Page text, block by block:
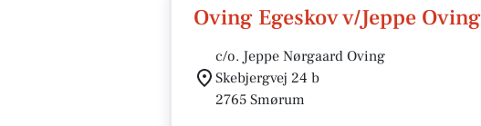
Oving Egeskov v/Jeppe Oving
c/o. Jeppe Nørgaard Oving
Skebjergvej 24 b
2765 Smørum